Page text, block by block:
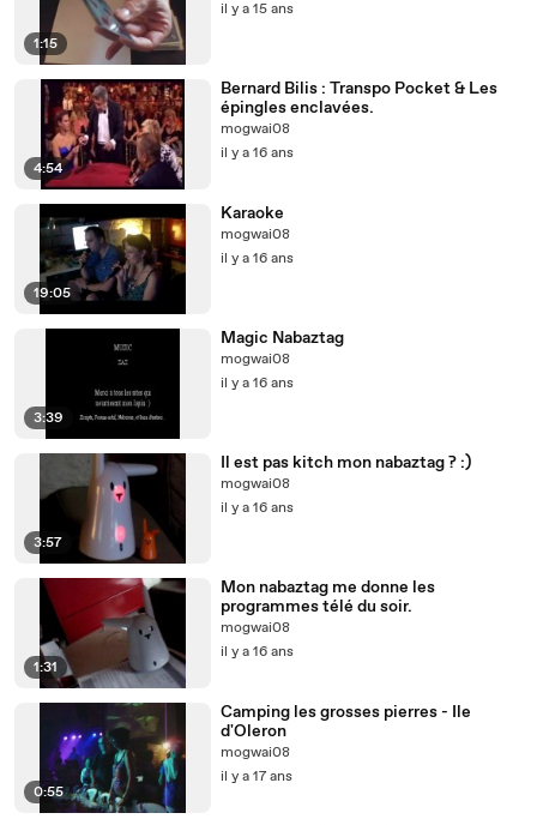
1:15
il y a 15 ans
4:54
Bernard Bilis : Transpo Pocket & Les
épingles enclavées.
mogwai08
il y a 16 ans
19:05
Karaoke
mogwai08
il y a 16 ans
3:39
Magic Nabaztag
mogwai08
il y a 16 ans
3:57
Il est pas kitch mon nabaztag ? :)
mogwai08
il y a 16 ans
1:31
Mon nabaztag me donne les
programmes télé du soir.
mogwai08
il y a 16 ans
0:55
Camping les grosses pierres - Ile
d'Oleron
mogwai08
il y a 17 ans